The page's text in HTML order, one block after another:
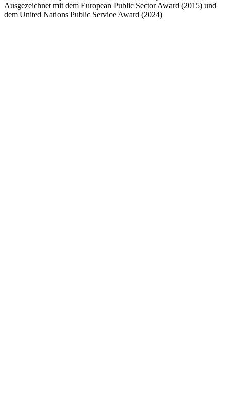
Ausgezeichnet mit dem European Public Sector Award (2015) und
dem United Nations Public Service Award (2024)